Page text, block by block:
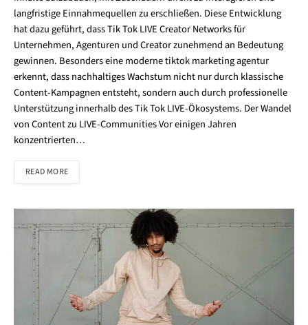
langfristige Einnahmequellen zu erschließen. Diese Entwicklung
hat dazu geführt, dass Tik Tok LIVE Creator Networks für
Unternehmen, Agenturen und Creator zunehmend an Bedeutung
gewinnen. Besonders eine moderne tiktok marketing agentur
erkennt, dass nachhaltiges Wachstum nicht nur durch klassische
Content-Kampagnen entsteht, sondern auch durch professionelle
Unterstützung innerhalb des Tik Tok LIVE-Ökosystems. Der Wandel
von Content zu LIVE-Communities Vor einigen Jahren
konzentrierten…
READ MORE